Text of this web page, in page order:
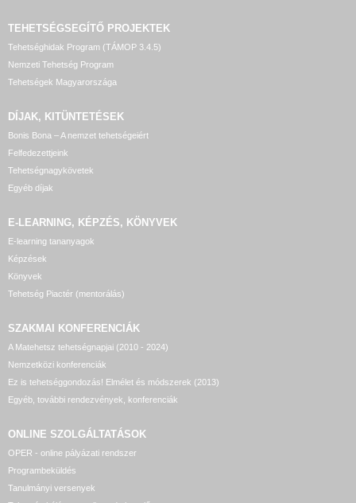
TEHETSÉGSEGÍTŐ PROJEKTEK
Tehetséghidak Program (TÁMOP 3.4.5)
Nemzeti Tehetség Program
Tehetségek Magyarországa
DÍJAK, KITÜNTETÉSEK
Bonis Bona – A nemzet tehetségeiért
Felfedezettjeink
Tehetségnagykövetek
Egyéb díjak
E-LEARNING, KÉPZÉS, KÖNYVEK
E-learning tananyagok
Képzések
Könyvek
Tehetség Piactér (mentorálás)
SZAKMAI KONFERENCIÁK
A Matehetsz tehetségnapjai (2010 - 2024)
Nemzetközi konferenciák
Ez is tehetséggondozás! Elmélet és módszerek (2013)
Egyéb, további rendezvények, konferenciák
ONLINE SZOLGÁLTATÁSOK
OPER - online pályázati rendszer
Programbeküldés
Tanulmányi versenyek